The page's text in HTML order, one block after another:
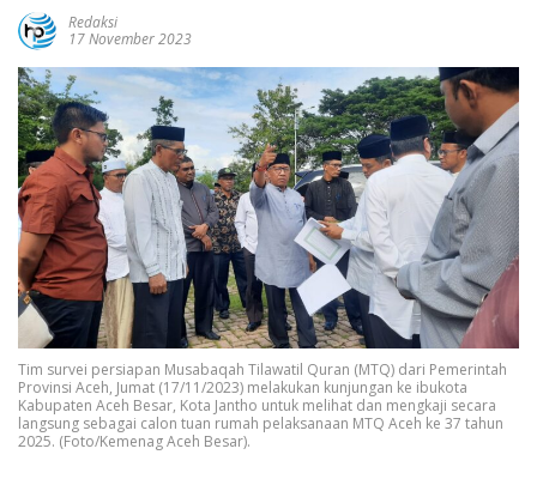
Redaksi
17 November 2023
Tim survei persiapan Musabaqah Tilawatil Quran (MTQ) dari Pemerintah
Provinsi Aceh, Jumat (17/11/2023) melakukan kunjungan ke ibukota
Kabupaten Aceh Besar, Kota Jantho untuk melihat dan mengkaji secara
langsung sebagai calon tuan rumah pelaksanaan MTQ Aceh ke 37 tahun
2025. (Foto/Kemenag Aceh Besar).